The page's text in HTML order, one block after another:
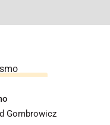
Gombrowicz